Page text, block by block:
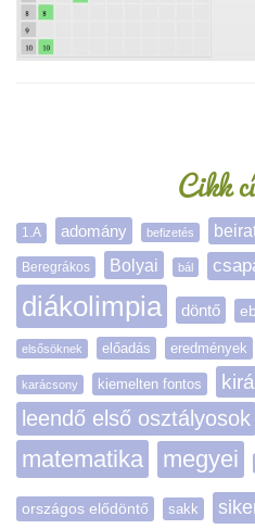
Cikk
1.A adomány befizetés
Beregrákos Bolyai bál
diákolimpia döntő
elsősöknek előadás eredmények
karácsony kiemelten fontos
leendő első osztályosok
matematika megyei
országos elődöntő sakk